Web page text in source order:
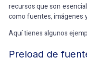
recursos que son
como fuentes, imágenes
Aquí tienes algunos
Preload de